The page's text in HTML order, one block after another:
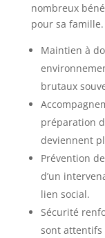
nombreux
pour sa famille.
Maintien à
brutaux
préparation
deviennent
Prévention
d’un
lien social.
Sécurité
sont attentifs